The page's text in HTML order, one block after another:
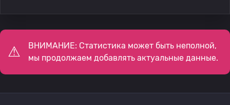
ВНИМАНИЕ: Статистика может быть неполной,
мы продолжаем добавлять актуальные данные.